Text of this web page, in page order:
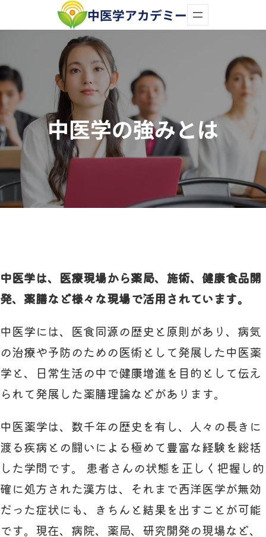
容
ス
キ
ッ
プ
中医学アカデミー
中医学の強みとは
中医学は、医療現場から薬局、施術、健康食品開
発、薬膳など様々な現場で活用されています。
中医学には、医食同源の歴史と原則があり、病気
の治療や予防のための医術として発展した中医薬
学と、日常生活の中で健康増進を目的として伝え
られて発展した薬膳理論などがあります。
中医薬学は、数千年の歴史を有し、人々の長きに
渡る疾病との闘いによる極めて豊富な経験を総括
した学問です。 患者さんの状態を正しく把握し的
確に処方された漢方は、それまで西洋医学が無効
だった症状にも、きちんと結果を出すことが可能
です。現在、病院、薬局、研究開発の現場など、